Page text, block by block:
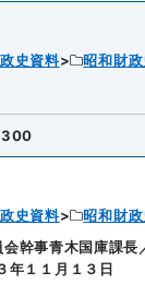
史資料 昭和財
史資料 昭和財
会幹事青木国庫課長
年１１月１３日